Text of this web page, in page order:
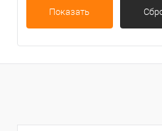
Показать